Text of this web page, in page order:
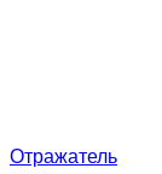
Отражатель